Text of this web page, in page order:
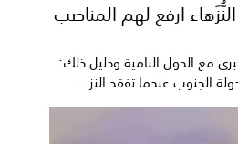
ارفع لهم المناصب
مع الدول النامية ودليل ذلك:
الجنوب عندما تفقد النز...